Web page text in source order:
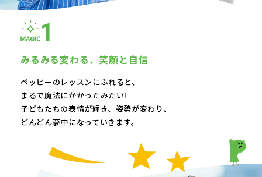
みるみる変わる、笑顔と自信
ペッピーのレッスンにふれると、
まるで魔法にかかったみたい!
子どもたちの表情が輝き、 姿勢が変わり、
どんどん夢中になっていきます。